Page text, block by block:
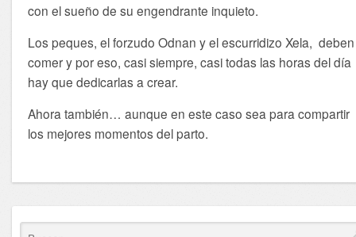
con el sueño de su engendrante inquieto.
Los peques, el forzudo Odnan y el escurridizo Xela, deben
comer y por eso, casi siempre, casi todas las horas del día
hay que dedicarlas a crear.
Ahora también… aunque en este caso sea para compartir
los mejores momentos del parto.